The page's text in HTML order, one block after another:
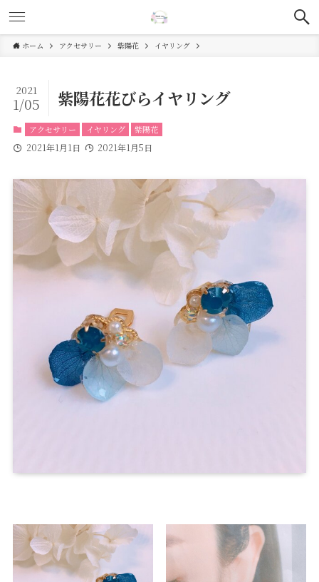
ホーム アクセサリー 紫陽花 イヤリング
紫陽花花びらイヤリング
2021
1/05
アクセサリー イヤリング 紫陽花
2021年1月1日 2021年1月5日